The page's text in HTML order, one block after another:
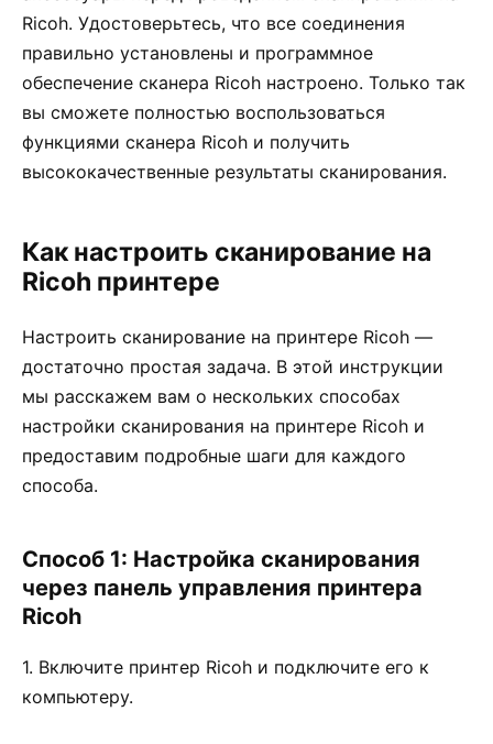
Ricoh. Удостоверьтесь, что все соединения
правильно установлены и программное
обеспечение сканера Ricoh настроено. Только так
вы сможете полностью воспользоваться
функциями сканера Ricoh и получить
высококачественные результаты сканирования.
Как настроить сканирование на
Ricoh принтере
Настроить сканирование на принтере Ricoh —
достаточно простая задача. В этой инструкции
мы расскажем вам о нескольких способах
настройки сканирования на принтере Ricoh и
предоставим подробные шаги для каждого
способа.
Способ 1: Настройка сканирования
через панель управления принтера
Ricoh
1. Включите принтер Ricoh и подключите его к
компьютеру.